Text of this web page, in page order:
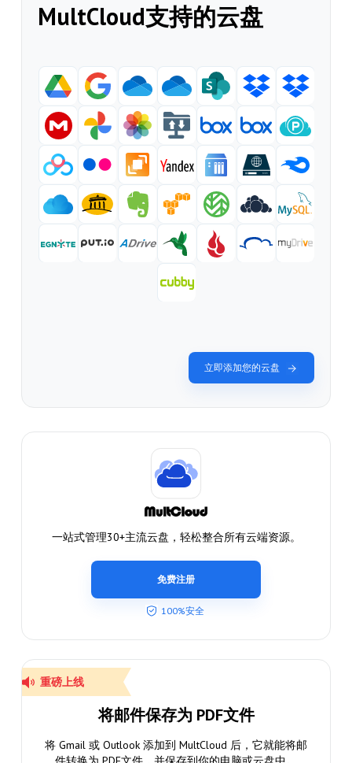
MultCloud支持的云盘
立即添加您的云盘
一站式管理30+主流云盘，轻松整合所有云端资源。
免费注册
100%安全
重磅上线
将邮件保存为 PDF文件
将 Gmail 或 Outlook 添加到 MultCloud 后，它就能将邮